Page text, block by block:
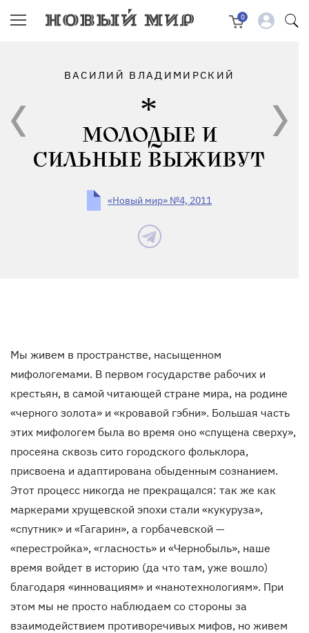
0
ВАСИЛИЙ ВЛАДИМИРСКИЙ
МОЛОДЫЕ И
СИЛЬНЫЕ ВЫЖИВУТ
«Новый мир» №4, 2011
Мы живем в пространстве, насыщенном
мифологемами. В первом государстве рабочих и
крестьян, в самой читающей стране мира, на родине
«черного золота» и «кровавой гэбни». Большая часть
этих мифологем была во время оно «спущена сверху»,
просеяна сквозь сито городского фольклора,
присвоена и адаптирована обыденным сознанием.
Этот процесс никогда не прекращался: так же как
маркерами хрущевской эпохи стали «кукуруза»,
«спутник» и «Гагарин», а горбачевской —
«перестройка», «гласность» и «Чернобыль», наше
время войдет в историю (да что там, уже вошло)
благодаря «инновациям» и «нанотехнологиям». При
этом мы не просто наблюдаем со стороны за
взаимодействием противоречивых мифов, но живем